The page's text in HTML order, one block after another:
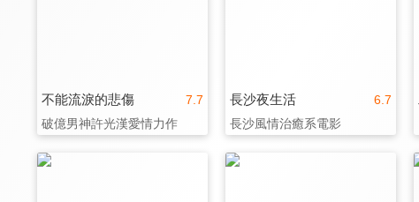
7.7
不能流淚的悲傷
破億男神許光漢愛情力作
6.7
長沙夜生活
長沙風情治癒系電影